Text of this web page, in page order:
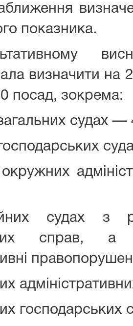
показника.
визначити на
посад, зокрема:
судах —
судах з
справ,